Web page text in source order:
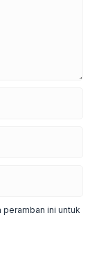
ini untuk